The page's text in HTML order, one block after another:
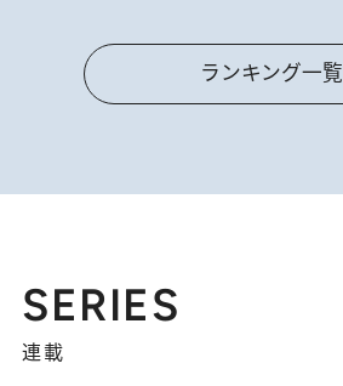
ランキング一覧
SERIES
連載